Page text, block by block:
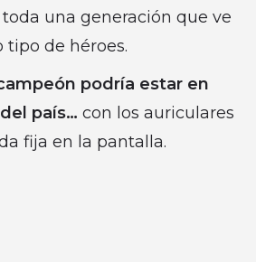
una generación que ve
tipo de héroes.
podría estar en
país… con los auriculares
fija en la pantalla.